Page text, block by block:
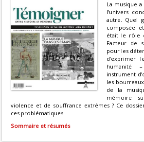
La musique
l’univers
autre. Quel
composée
était le rôle
Facteur de
pour les
d’exprimer
humanité
instrument
les
de la
mémoire
violence et de souffrance extrêmes ? Ce
ces problématiques.
Sommaire et résumés